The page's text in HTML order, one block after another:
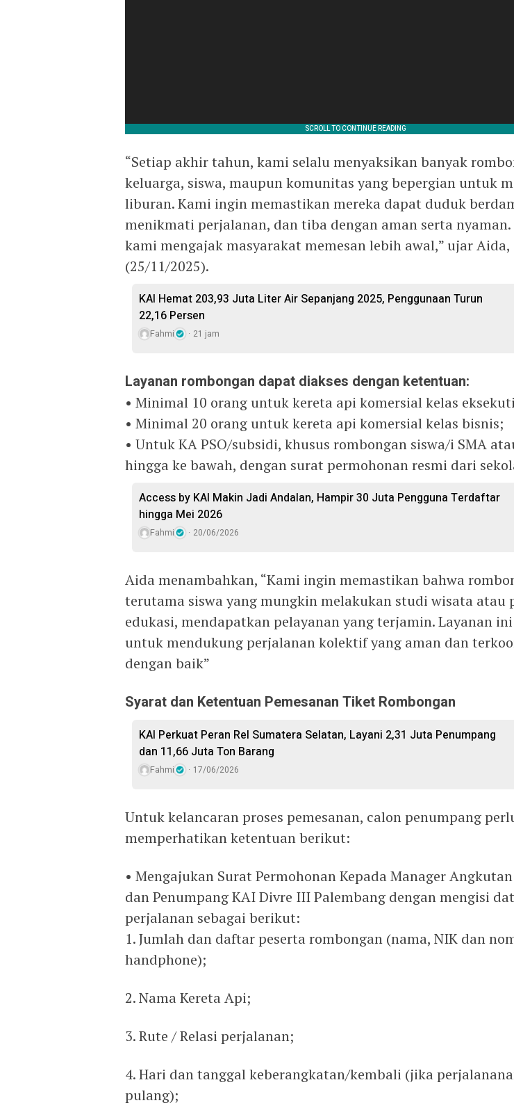
“Setiap akhir tahun, kami selalu menyaksikan banyak
keluarga, siswa, maupun komunitas yang bepergian untuk
liburan. Kami ingin memastikan mereka dapat duduk
menikmati perjalanan, dan tiba dengan aman serta
kami mengajak masyarakat memesan lebih awal,” ujar Aida,
(25/11/2025).
KAI Hemat 203,93 Juta Liter Air Sepanjang 2025, Penggunaan Turun
22,16 Persen
Fahmi 21 jam
Layanan rombongan dapat diakses dengan ketentuan:
• Minimal 10 orang untuk kereta api komersial kelas
• Minimal 20 orang untuk kereta api komersial kelas bisnis;
• Untuk KA PSO/subsidi, khusus rombongan siswa/i SMA
hingga ke bawah, dengan surat permohonan resmi dari
Access by KAI Makin Jadi Andalan, Hampir 30 Juta Pengguna Terdaftar
hingga Mei 2026
Fahmi 20/06/2026
Aida menambahkan, “Kami ingin memastikan bahwa
terutama siswa yang mungkin melakukan studi wisata atau
edukasi, mendapatkan pelayanan yang terjamin. Layanan
untuk mendukung perjalanan kolektif yang aman dan
dengan baik”
Syarat dan Ketentuan Pemesanan Tiket Rombongan
KAI Perkuat Peran Rel Sumatera Selatan, Layani 2,31 Juta Penumpang
dan 11,66 Juta Ton Barang
Fahmi 17/06/2026
Untuk kelancaran proses pemesanan, calon penumpang
memperhatikan ketentuan berikut:
• Mengajukan Surat Permohonan Kepada Manager
dan Penumpang KAI Divre III Palembang dengan mengisi
perjalanan sebagai berikut:
1. Jumlah dan daftar peserta rombongan (nama, NIK dan
handphone);
2. Nama Kereta Api;
3. Rute / Relasi perjalanan;
4. Hari dan tanggal keberangkatan/kembali (jika
pulang);